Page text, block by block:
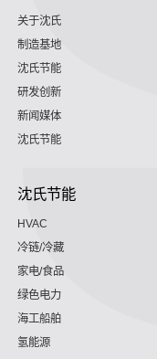
关于沈氏
制造基地
沈氏节能
研发创新
新闻媒体
沈氏节能
沈氏节能
HVAC
冷链/冷藏
家电/食品
绿色电力
海工船舶
氢能源